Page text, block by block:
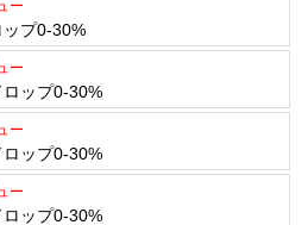
ー
ップ0-30%
ー
ロップ0-30%
ー
ロップ0-30%
ー
ロップ0-30%